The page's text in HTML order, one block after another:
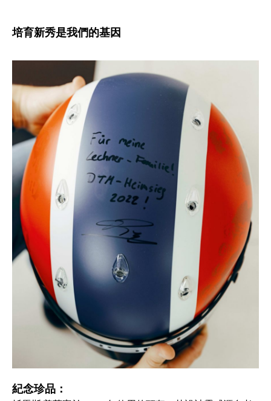
培育新秀是我們的基因
紀念珍品：